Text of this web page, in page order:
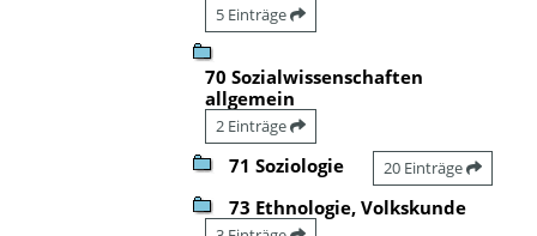
5 Einträge
70 Sozialwissenschaften
allgemein
2 Einträge
71 Soziologie 20 Einträge
73 Ethnologie, Volkskunde